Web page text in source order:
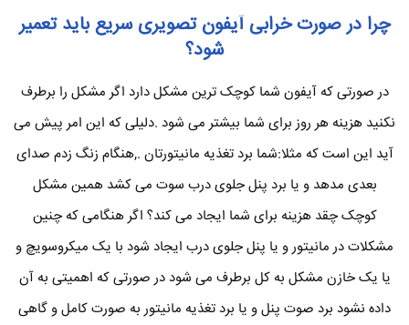
چرا در صورت خرابی آیفون تصویری سریع باید تعمیر
شود؟
در صورتی که آیفون شما کوچک ترین مشکل دارد اگر مشکل را برطرف
نکنید هزینه هر روز برای شما بیشتر می شود .دلیلی که این امر پیش می
آید این است که مثلا:شما برد تغذیه مانیتورتان .,هنگام زنگ زدم صدای
بعدی مدهد و یا برد پنل جلوی درب سوت می کشد همین مشکل
کوچک چقد هزینه برای شما ایجاد می کند؟ اگر هنگامی که چنین
مشکلات در مانیتور و یا پنل جلوی درب ایجاد شود با یک میکروسویچ و
یا یک خازن مشکل به کل برطرف می شود در صورتی که اهمیتی به آن
داده نشود برد صوت پنل و یا برد تغذیه مانیتور به صورت کامل و گاهی